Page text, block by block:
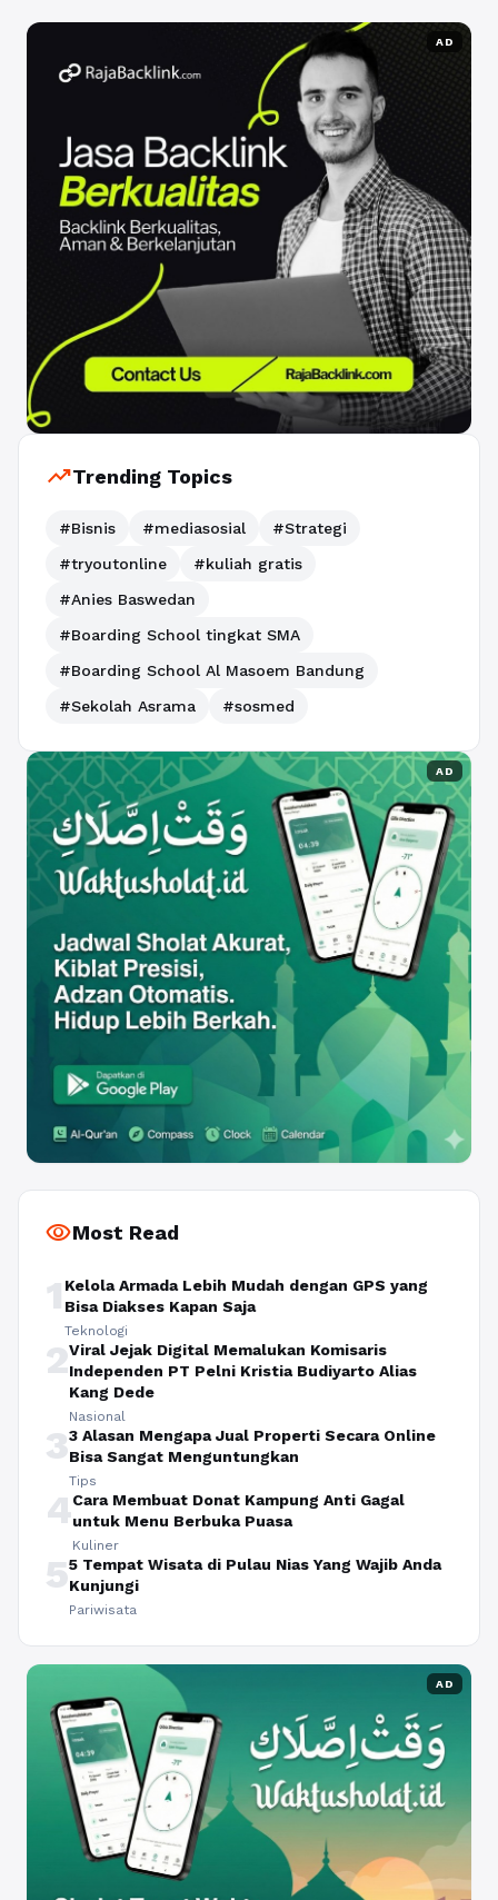
AD
trending_upTrending Topics
#Bisnis #mediasosial
#Strategi
#tryoutonline
#kuliah gratis
#Anies Baswedan
#Boarding School tingkat SMA
#Boarding School Al Masoem Bandung
#Sekolah Asrama
#sosmed
AD
visibilityMost Read
1 Kelola Armada Lebih Mudah dengan GPS yang
Bisa Diakses Kapan Saja
Teknologi
2Viral Jejak Digital Memalukan Komisaris
Independen PT Pelni Kristia Budiyarto Alias
Kang Dede
Nasional
33 Alasan Mengapa Jual Properti Secara Online
Bisa Sangat Menguntungkan
Tips
4Cara Membuat Donat Kampung Anti Gagal
untuk Menu Berbuka Puasa
Kuliner
55 Tempat Wisata di Pulau Nias Yang Wajib Anda
Kunjungi
Pariwisata
AD